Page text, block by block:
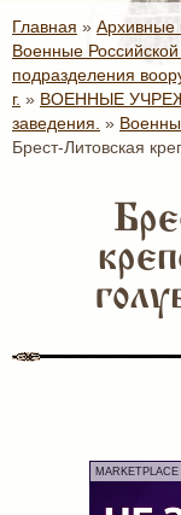
Главная » Архивные
Военные
подразделения
г. » ВОЕННЫЕ
заведения. »
Брест-Литовская
MARKETPLACE